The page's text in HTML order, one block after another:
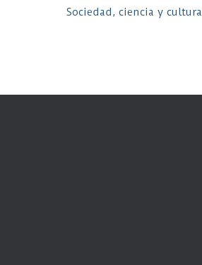
Sociedad, ciencia y cultura